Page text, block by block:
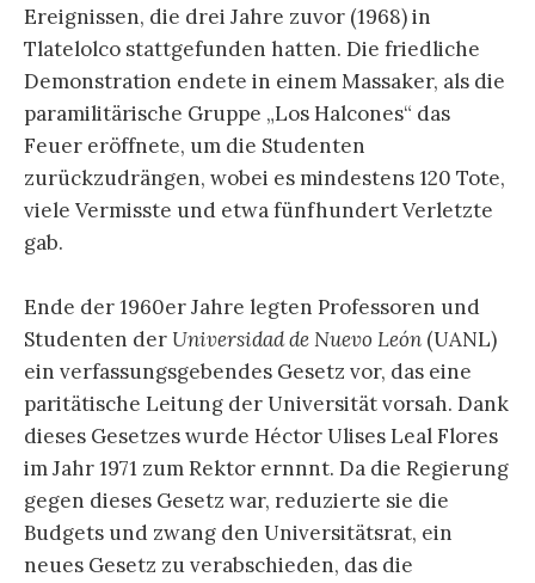
Ereignissen, die drei Jahre zuvor (1968) in
Tlatelolco stattgefunden hatten. Die friedliche
Demonstration endete in einem Massaker, als die
paramilitärische Gruppe „Los Halcones“ das
Feuer eröffnete, um die Studenten
zurückzudrängen, wobei es mindestens 120 Tote,
viele Vermisste und etwa fünfhundert Verletzte
gab.
Ende der 1960er Jahre legten Professoren und
Studenten der Universidad de Nuevo León (UANL)
ein verfassungsgebendes Gesetz vor, das eine
paritätische Leitung der Universität vorsah. Dank
dieses Gesetzes wurde Héctor Ulises Leal Flores
im Jahr 1971 zum Rektor ernnnt. Da die Regierung
gegen dieses Gesetz war, reduzierte sie die
Budgets und zwang den Universitätsrat, ein
neues Gesetz zu verabschieden, das die